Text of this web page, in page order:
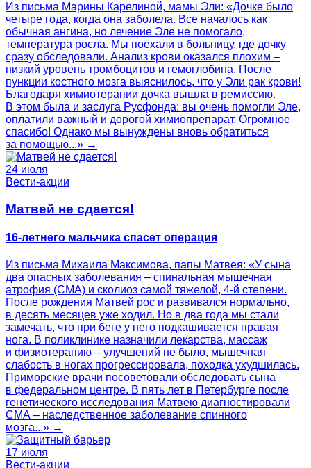
Из письма Марины Карелиной, мамы Эли: «Дочке было
четыре года, когда она заболела. Все началось как
обычная ангина, но лечение Эле не помогало,
температура росла. Мы поехали в больницу, где дочку
сразу обследовали. Анализ крови оказался плохим –
низкий уровень тромбоцитов и гемоглобина. После
пункции костного мозга выяснилось, что у Эли рак крови!
Благодаря химиотерапии дочка вышла в ремиссию.
В этом была и заслуга Русфонда: вы очень помогли Эле,
оплатили важный и дорогой химиопрепарат. Огромное
спасибо! Однако мы вынуждены вновь обратиться
за помощью...» →
24 июля
Вести-акции
Матвей не сдается!
16-летнего мальчика спасет операция
Из письма Михаила Максимова, папы Матвея: «У сына
два опасных заболевания – спинальная мышечная
атрофия (СМА) и сколиоз самой тяжелой, 4-й степени.
После рождения Матвей рос и развивался нормально,
в десять месяцев уже ходил. Но в два года мы стали
замечать, что при беге у него подкашивается правая
нога. В поликлинике назначили лекарства, массаж
и физиотерапию – улучшений не было, мышечная
слабость в ногах прогрессировала, походка ухудшилась.
Приморские врачи посоветовали обследовать сына
в федеральном центре. В пять лет в Петербурге после
генетического исследования Матвею диагностировали
СМА – наследственное заболевание спинного
мозга...» →
17 июля
Вести-акции